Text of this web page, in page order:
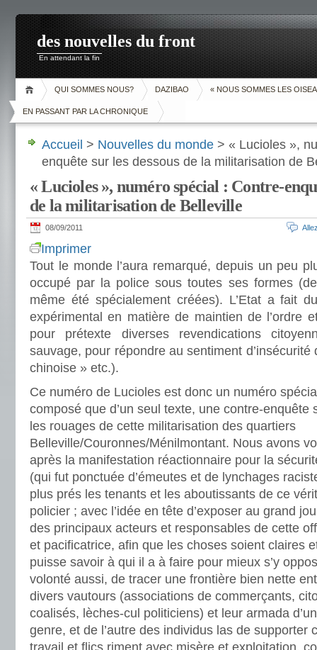
des nouvelles du front
En attendant la fin
QUI SOMMES NOUS? DAZIBAO « NOUS SOMMES LES
EN PASSANT PAR LA CHRONIQUE
Accueil > Nouvelles du monde > « Lucioles »,
enquête sur les dessous de la militarisation de
« Lucioles », numéro spécial : Contre-
de la militarisation de Belleville
08/09/2011
Imprimer
Tout le monde l’aura remarqué, depuis un peu
occupé par la police sous toutes ses formes
même été spécialement créées). L’Etat a fait
expérimental en matière de maintien de l’ordre
pour prétexte diverses revendications
sauvage, pour répondre au sentiment
chinoise » etc.).
Ce numéro de Lucioles est donc un numéro
composé que d’un seul texte, une contre-enquête
les rouages de cette militarisation des quartiers
Belleville/Couronnes/Ménilmontant. Nous avons
après la manifestation réactionnaire pour la
(qui fut ponctuée d’émeutes et de lynchages
plus prés les tenants et les aboutissants de ce
policier ; avec l’idée en tête d’exposer au grand
des principaux acteurs et responsables de cette
et pacificatrice, afin que les choses soient claires
puisse savoir à qui il a à faire pour mieux s’y
volonté aussi, de tracer une frontière bien nette
divers vautours (associations de commerçants,
coalisés, lèches-cul politiciens) et leur armada
genre, et de l’autre des individus las de supporter
travail et flics riment avec misère et exploitation,